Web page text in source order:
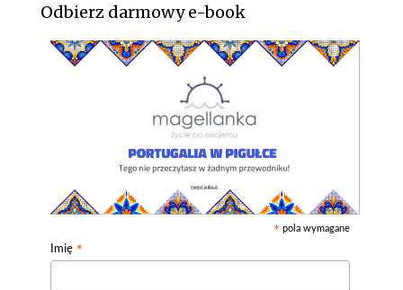
Odbierz darmowy e-book
* pola wymagane
Imię *